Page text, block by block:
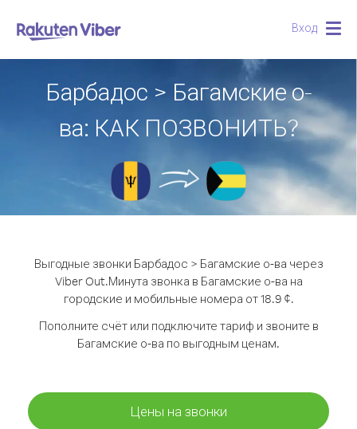
Вход
Барбадос > Багамские о-
ва: КАК ПОЗВОНИТЬ?
Выгодные звонки Барбадос > Багамские о-ва через
Viber Out.Минута звонка в Багамские о-ва на
городские и мобильные номера от 18.9 ¢.
Пополните счёт или подключите тариф и звоните в
Багамские о-ва по выгодным ценам.
Цены на звонки